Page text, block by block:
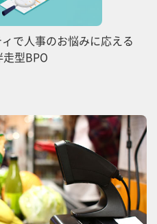
で人事のお悩みに応える
型BPO